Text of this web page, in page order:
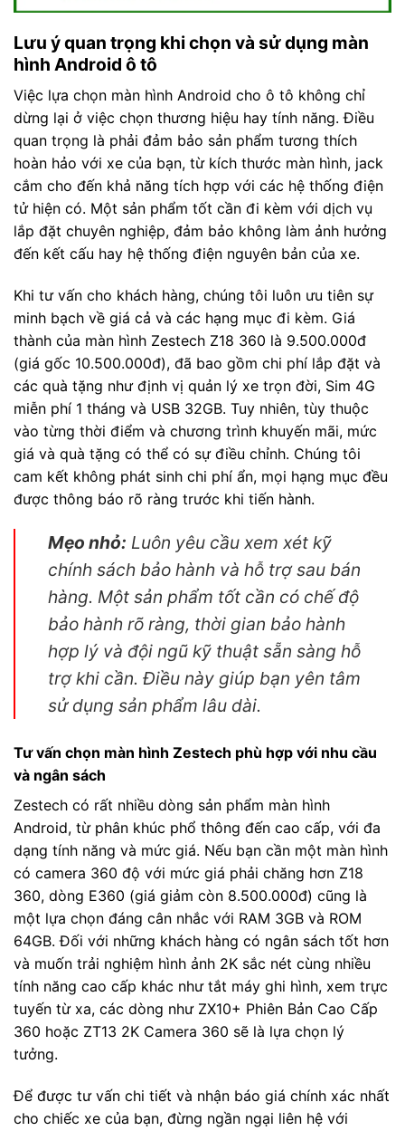
Lưu ý quan trọng khi chọn và sử dụng màn
hình Android ô tô
Việc lựa chọn màn hình Android cho ô tô không chỉ
dừng lại ở việc chọn thương hiệu hay tính năng. Điều
quan trọng là phải đảm bảo sản phẩm tương thích
hoàn hảo với xe của bạn, từ kích thước màn hình, jack
cắm cho đến khả năng tích hợp với các hệ thống điện
tử hiện có. Một sản phẩm tốt cần đi kèm với dịch vụ
lắp đặt chuyên nghiệp, đảm bảo không làm ảnh hưởng
đến kết cấu hay hệ thống điện nguyên bản của xe.
Khi tư vấn cho khách hàng, chúng tôi luôn ưu tiên sự
minh bạch về giá cả và các hạng mục đi kèm. Giá
thành của màn hình Zestech Z18 360 là 9.500.000đ
(giá gốc 10.500.000đ), đã bao gồm chi phí lắp đặt và
các quà tặng như định vị quản lý xe trọn đời, Sim 4G
miễn phí 1 tháng và USB 32GB. Tuy nhiên, tùy thuộc
vào từng thời điểm và chương trình khuyến mãi, mức
giá và quà tặng có thể có sự điều chỉnh. Chúng tôi
cam kết không phát sinh chi phí ẩn, mọi hạng mục đều
được thông báo rõ ràng trước khi tiến hành.
Mẹo nhỏ: Luôn yêu cầu xem xét kỹ
chính sách bảo hành và hỗ trợ sau bán
hàng. Một sản phẩm tốt cần có chế độ
bảo hành rõ ràng, thời gian bảo hành
hợp lý và đội ngũ kỹ thuật sẵn sàng hỗ
trợ khi cần. Điều này giúp bạn yên tâm
sử dụng sản phẩm lâu dài.
Tư vấn chọn màn hình Zestech phù hợp với nhu cầu
và ngân sách
Zestech có rất nhiều dòng sản phẩm màn hình
Android, từ phân khúc phổ thông đến cao cấp, với đa
dạng tính năng và mức giá. Nếu bạn cần một màn hình
có camera 360 độ với mức giá phải chăng hơn Z18
360, dòng E360 (giá giảm còn 8.500.000đ) cũng là
một lựa chọn đáng cân nhắc với RAM 3GB và ROM
64GB. Đối với những khách hàng có ngân sách tốt hơn
và muốn trải nghiệm hình ảnh 2K sắc nét cùng nhiều
tính năng cao cấp khác như tắt máy ghi hình, xem trực
tuyến từ xa, các dòng như ZX10+ Phiên Bản Cao Cấp
360 hoặc ZT13 2K Camera 360 sẽ là lựa chọn lý
tưởng.
Để được tư vấn chi tiết và nhận báo giá chính xác nhất
cho chiếc xe của bạn, đừng ngần ngại liên hệ với